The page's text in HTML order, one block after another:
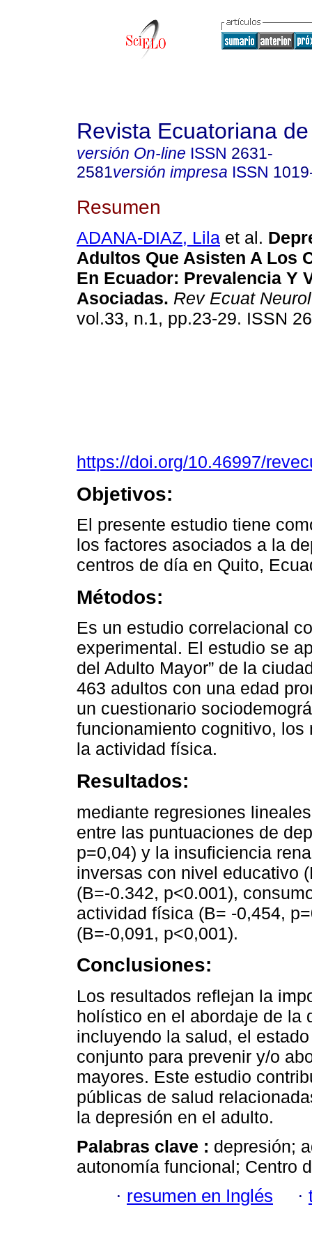
Revista Ecuatoriana
versión On-line ISSN 2631-
2581versión impresa ISSN
Resumen
ADANA-DIAZ, Lila et al.
Adultos Que Asisten A Los
En Ecuador: Prevalencia Y
Asociadas. Rev Ecuat Neurol
vol.33, n.1, pp.23-29. ISSN
https://doi.org/10.46997/
Objetivos:
El presente estudio tiene
los factores asociados a la
centros de día en Quito,
Métodos:
Es un estudio correlacional
experimental. El estudio se
del Adulto Mayor” de la
463 adultos con una edad
un cuestionario
funcionamiento cognitivo,
la actividad física.
Resultados:
mediante regresiones
entre las puntuaciones de
p=0,04) y la insuficiencia
inversas con nivel educativo
(B=-0.342, p<0.001),
actividad física (B= -0,454,
(B=-0,091, p<0,001).
Conclusiones:
Los resultados reflejan la
holístico en el abordaje de la
incluyendo la salud, el
conjunto para prevenir y/o
mayores. Este estudio
públicas de salud
la depresión en el adulto.
Palabras clave : depresión;
autonomía funcional; Centro
· resumen en Inglés ·